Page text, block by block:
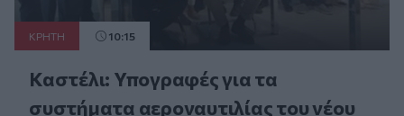
ΚΡΗΤΗ 10:15
Καστέλι: Υπογραφές για τα
συστήματα αεροναυτιλίας του νέου